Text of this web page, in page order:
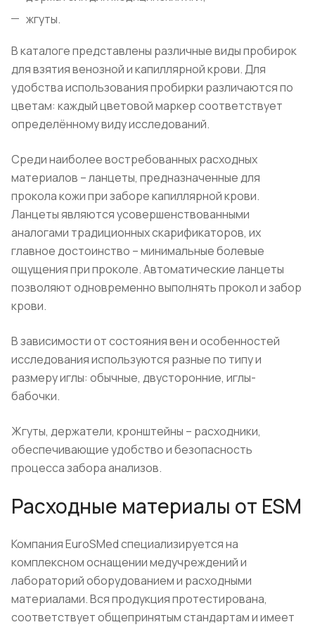
жгуты.
В каталоге представлены различные виды пробирок
для взятия венозной и капиллярной крови. Для
удобства использования пробирки различаются по
цветам: каждый цветовой маркер соответствует
определённому виду исследований.
Среди наиболее востребованных расходных
материалов – ланцеты, предназначенные для
прокола кожи при заборе капиллярной крови.
Ланцеты являются усовершенствованными
аналогами традиционных скарификаторов, их
главное достоинство – минимальные болевые
ощущения при проколе. Автоматические ланцеты
позволяют одновременно выполнять прокол и забор
крови.
В зависимости от состояния вен и особенностей
исследования используются разные по типу и
размеру иглы: обычные, двусторонние, иглы-
бабочки.
Жгуты, держатели, кронштейны – расходники,
обеспечивающие удобство и безопасность
процесса забора анализов.
Расходные материалы от ESM
Компания EuroSMed специализируется на
комплексном оснащении медучреждений и
лабораторий оборудованием и расходными
материалами. Вся продукция протестирована,
соответствует общепринятым стандартам и имеет